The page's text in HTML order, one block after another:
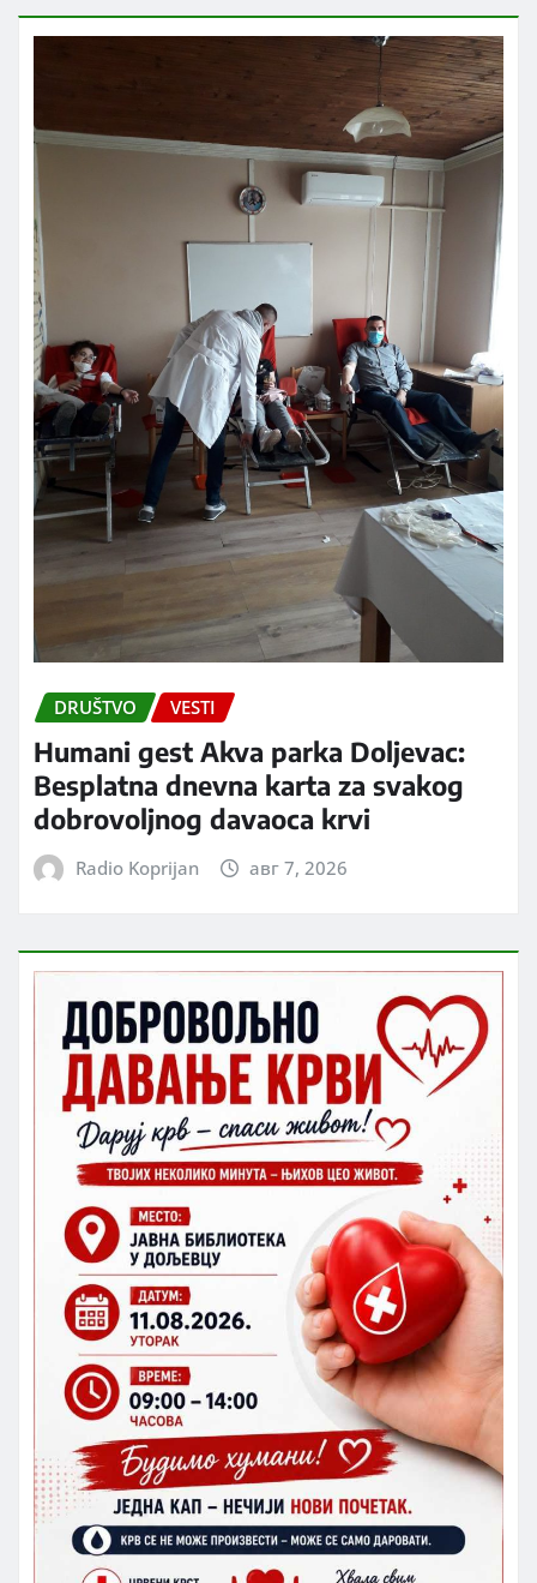
DRUŠTVO VESTI
Humani gest Akva parka Doljevac:
Besplatna dnevna karta za svakog
dobrovoljnog davaoca krvi
Radio Koprijan авг 7, 2026